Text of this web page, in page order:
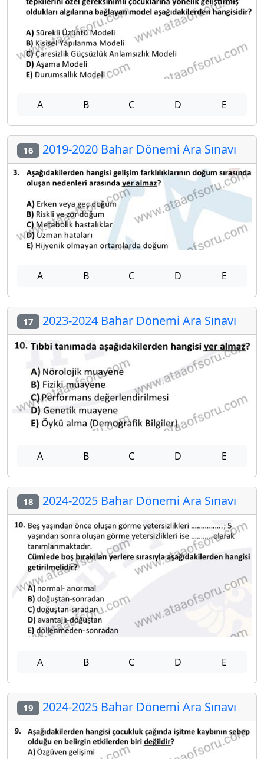
A B C D E
16 2019-2020 Bahar Dönemi Ara Sınavı
A B C D E
17 2023-2024 Bahar Dönemi Ara Sınavı
A B C D E
18 2024-2025 Bahar Dönemi Ara Sınavı
A B C D E
19 2024-2025 Bahar Dönemi Ara Sınavı